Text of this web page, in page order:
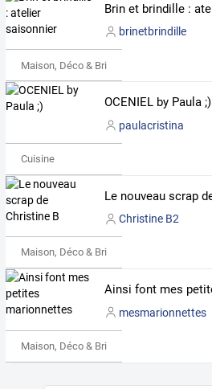
brinetbrindille
Maison, Déco & Bricolage
OCENIEL by Paula ;)
paulacristina
Cuisine
Christine B2
Maison, Déco & Bricolage
mesmarionnettes
Maison, Déco & Bricolage